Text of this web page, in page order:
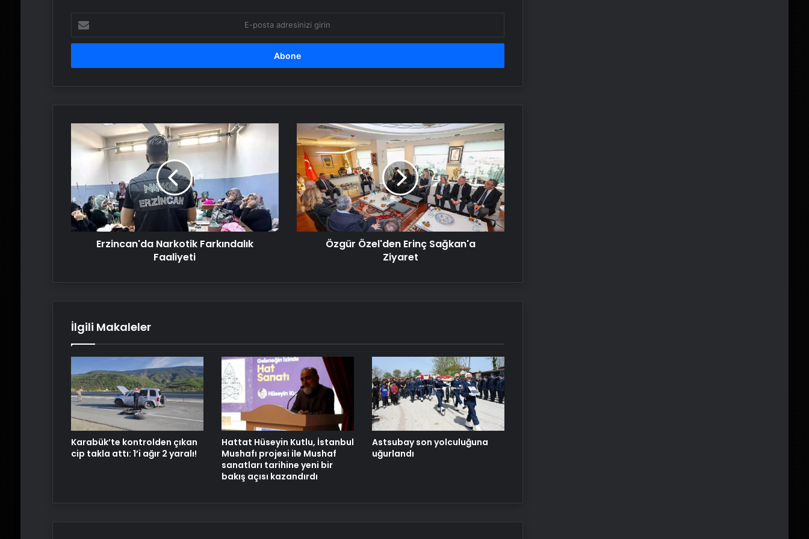
Konya merkezli 3 ilde düzenlenen
joker operasyonunda 12 kişi
gözaltına alındı
Gaziemir Belediyesi’ne açık alanda
“vahşi çöp depolama” cezası
Dünyaca ünlü bilim insanından
korkutan fast-food ve şeker uyarısı:
Manisa’da otomobil, motosiklete
çarptı: 2 ölü
posta
adresinizi
Erzincan'da
Narkotik
Farkındalık
Faaliyeti
Erzincan'da Narkotik Farkındalık
Faaliyeti
Özgür
Özel'den
Erinç
Sağkan'a
Ziyaret
Özgür Özel'den Erinç Sağkan'a
Ziyaret
İlgili Makaleler
Karabük’te kontrolden çıkan
cip takla attı: 1’i ağır 2 yaralı!
Hattat Hüseyin Kutlu, İstanbul
Mushafı projesi ile Mushaf
sanatları tarihine yeni bir
bakış açısı kazandırdı
Astsubay son yolculuğuna
uğurlandı